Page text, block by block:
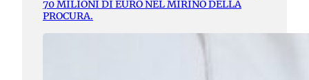
70 MILIONI DI EURO NEL MIRINO DELLA
PROCURA.